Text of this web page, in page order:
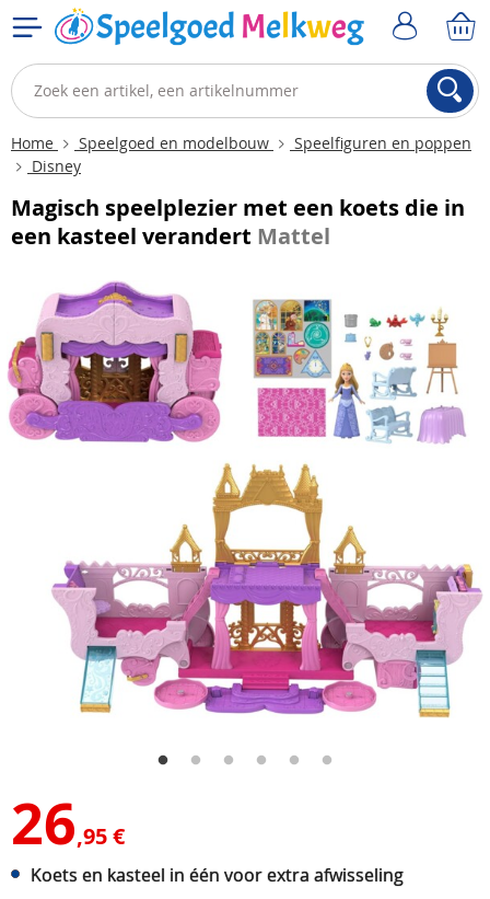
Home Speelgoed en modelbouw
Speelfiguren en poppen
Disney
Magisch speelplezier met een koets die in
een kasteel verandert Mattel
26,95 €
Koets en kasteel in één voor extra afwisseling